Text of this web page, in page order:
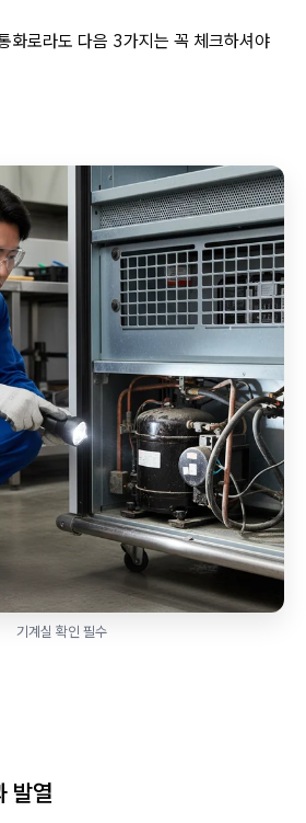
화로라도 다음 3가지는 꼭 체크하셔야
기계실 확인 필수
발열